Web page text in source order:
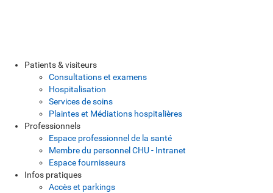
Patients & visiteurs
Consultations et examens
Hospitalisation
Services de soins
Plaintes et Médiations hospitalières
Professionnels
Espace professionnel de la santé
Membre du personnel CHU - Intranet
Espace fournisseurs
Infos pratiques
Accès et parkings